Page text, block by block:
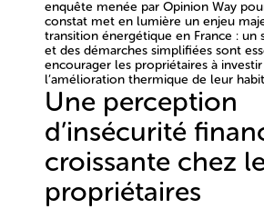
enquête menée par Opinion Way
constat met en lumière un enjeu
transition énergétique en France : un
et des démarches simplifiées sont
encourager les propriétaires à investir
l’amélioration thermique de leur
Une perception
d’insécurité
croissante chez
propriétaires